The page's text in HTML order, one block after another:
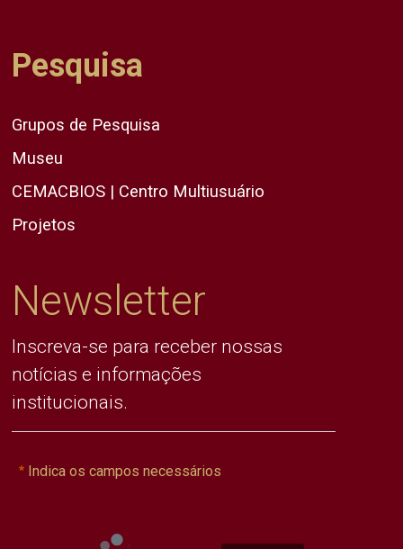
Pesquisa
Grupos de Pesquisa
Museu
CEMACBIOS | Centro Multiusuário
Projetos
Newsletter
Inscreva-se para receber nossas
notícias e informações
institucionais.
Indica os campos necessários